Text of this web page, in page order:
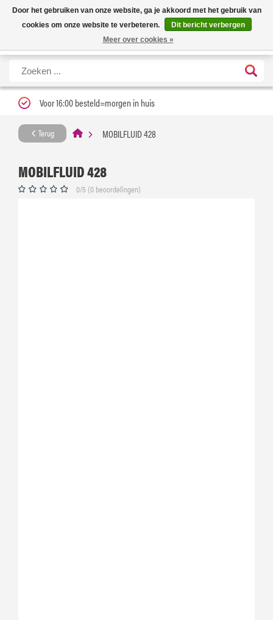
Nieuwe levertijd: 1 tot 3 werkdagen | Nu 25% korting op gehele assortiment
Carfume met kortingscode ''verfrissend''
X
Voor 16:00 besteld=morgen in huis
Terug MOBILFLUID 428
MOBILFLUID 428
0/5 (0 beoordelingen)
Door het gebruiken van onze website, ga je akkoord met het gebruik van
cookies om onze website te verbeteren.
Dit bericht verbergen
Meer over cookies »